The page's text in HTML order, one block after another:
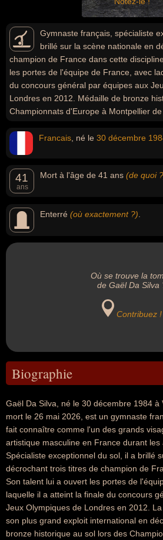
Gymnaste français, spécialiste
brillé sur la scène nationale en
champion de France dans cette
les portes de l'équipe de France, avec
du concours général par équipes aux
Londres en 2012. Médaille de bronze
Championnats d'Europe à Montpellier de
Francais , né le 30 décembre
41
ans
Mort à l'âge de 41 ans (de quoi
Enterré (où exactement ?)
Où se trouve la
de Gaël Da Silva
Contribuez !
Biographie
Gaël Da Silva, né le 30 décembre 1984 à
mort le 26 mai 2026, est un gymnaste
fait connaître comme l'un des grands
artistique masculine en France durant les
Spécialiste exceptionnel du sol, il a brillé
décrochant trois titres de champion de
Son talent lui a ouvert les portes de
laquelle il a atteint la finale du concours
Jeux Olympiques de Londres en 2012.
son plus grand exploit international en
bronze historique au sol lors des